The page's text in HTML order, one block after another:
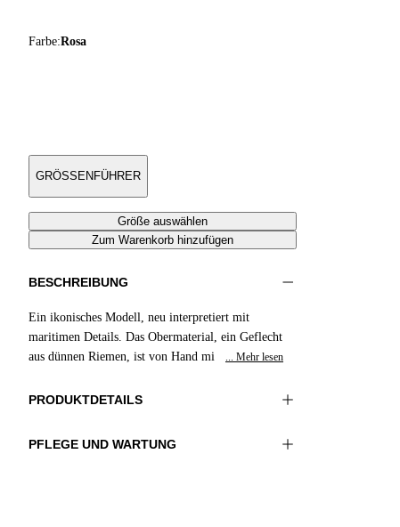
Farbe:Rosa
GRÖSSENFÜHRER
Größe auswählen
Zum Warenkorb hinzufügen
BESCHREIBUNG
Ein ikonisches Modell, neu interpretiert mit
maritimen Details. Das Obermaterial, ein Geflecht
aus dünnen Riemen, ist von Hand mi
... Mehr lesen
PRODUKTDETAILS
Material:OBERTEIL 1 100%BAUMWOLLE
PFLEGE UND WARTUNG